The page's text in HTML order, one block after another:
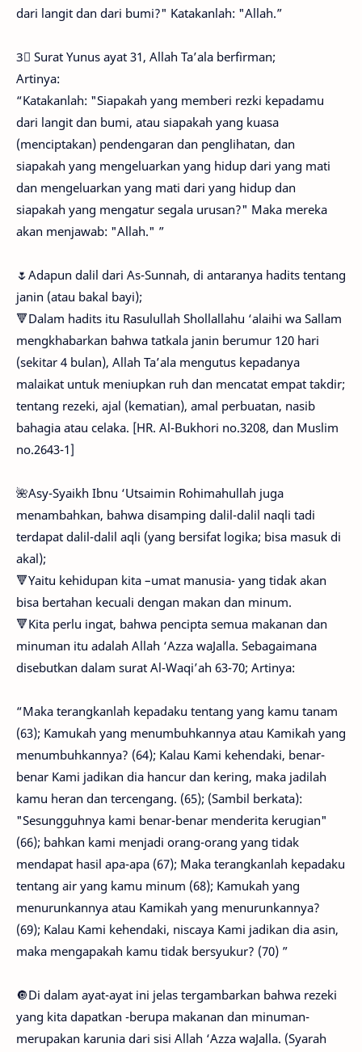
dari langit dan dari bumi?" Katakanlah: "Allah.”
3⃣ Surat Yunus ayat 31, Allah Ta’ala berfirman;
Artinya:
“Katakanlah: "Siapakah yang memberi rezki kepadamu
dari langit dan bumi, atau siapakah yang kuasa
(menciptakan) pendengaran dan penglihatan, dan
siapakah yang mengeluarkan yang hidup dari yang mati
dan mengeluarkan yang mati dari yang hidup dan
siapakah yang mengatur segala urusan?" Maka mereka
akan menjawab: "Allah." ”
🌷Adapun dalil dari As-Sunnah, di antaranya hadits tentang
janin (atau bakal bayi);
🔻Dalam hadits itu Rasulullah Shollallahu ‘alaihi wa Sallam
mengkhabarkan bahwa tatkala janin berumur 120 hari
(sekitar 4 bulan), Allah Ta’ala mengutus kepadanya
malaikat untuk meniupkan ruh dan mencatat empat takdir;
tentang rezeki, ajal (kematian), amal perbuatan, nasib
bahagia atau celaka. [HR. Al-Bukhori no.3208, dan Muslim
no.2643-1]
🌺Asy-Syaikh Ibnu ‘Utsaimin Rohimahullah juga
menambahkan, bahwa disamping dalil-dalil naqli tadi
terdapat dalil-dalil aqli (yang bersifat logika; bisa masuk di
akal);
🔻Yaitu kehidupan kita –umat manusia- yang tidak akan
bisa bertahan kecuali dengan makan dan minum.
🔻Kita perlu ingat, bahwa pencipta semua makanan dan
minuman itu adalah Allah ‘Azza waJalla. Sebagaimana
disebutkan dalam surat Al-Waqi’ah 63-70; Artinya:
“Maka terangkanlah kepadaku tentang yang kamu tanam
(63); Kamukah yang menumbuhkannya atau Kamikah yang
menumbuhkannya? (64); Kalau Kami kehendaki, benar-
benar Kami jadikan dia hancur dan kering, maka jadilah
kamu heran dan tercengang. (65); (Sambil berkata):
"Sesungguhnya kami benar-benar menderita kerugian"
(66); bahkan kami menjadi orang-orang yang tidak
mendapat hasil apa-apa (67); Maka terangkanlah kepadaku
tentang air yang kamu minum (68); Kamukah yang
menurunkannya atau Kamikah yang menurunkannya?
(69); Kalau Kami kehendaki, niscaya Kami jadikan dia asin,
maka mengapakah kamu tidak bersyukur? (70) ”
🔘Di dalam ayat-ayat ini jelas tergambarkan bahwa rezeki
yang kita dapatkan -berupa makanan dan minuman-
merupakan karunia dari sisi Allah ‘Azza waJalla. (Syarah